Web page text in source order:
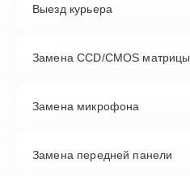
Выезд курьера
Замена CCD/CMOS матрицы
Замена микрофона
Замена передней панели